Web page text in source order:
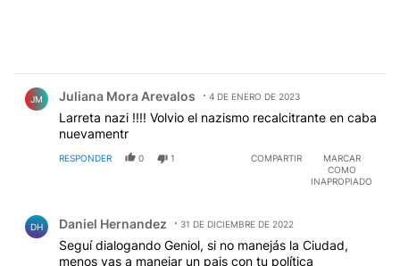
JM Juliana Mora Arevalos 4 DE ENERO DE 2023
Larreta nazi !!!! Volvio el nazismo recalcitrante en caba
nuevamentr
RESPONDER 0 1 COMPARTIR
MARCAR
COMO
INAPROPIADO
DH Daniel Hernandez 31 DE DICIEMBRE DE 2022
Seguí dialogando Geniol, si no manejás la Ciudad,
menos vas a manejar un pais con tu política